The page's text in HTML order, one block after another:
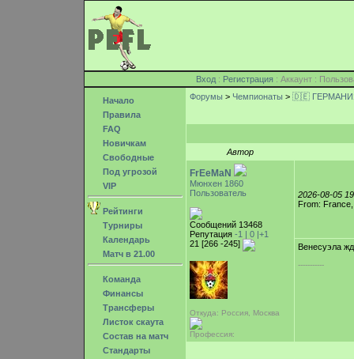
Вход : Регистрация : Аккаунт :
Начало
Правила
FAQ
Новичкам
Свободные
Под угрозой
VIP
Рейтинги
Турниры
Календарь
Матч в 21.00
Команда
Финансы
Трансферы
Листок скаута
Состав на матч
Стандарты
Форумы > Чемпионаты > 🇩🇪
Автор
FrEeMaN
Мюнхен 1860
Пользователь
Сообщений 13468
Репутация -1 | 0 |+1
21 [266 -245]
Откуда: Россия, Москва
Профессия:
2026-08-05
From:
Венесуэла
-----------